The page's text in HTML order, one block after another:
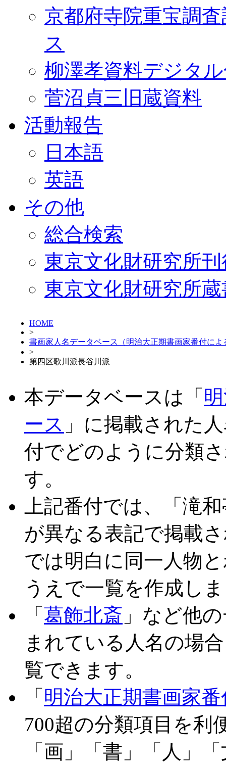
京都府寺院重宝調
ス
柳澤孝資料デジタ
菅沼貞三旧蔵資料
活動報告
日本語
英語
その他
総合検索
東京文化財研究所
東京文化財研究所
HOME
>
書画家人名データベース（明治大正期書画家番付によ
>
第四区歌川派長谷川派
本データベースは「
ース 」に掲載された
付でどのように分類
す。
上記番付では、「滝
が異なる表記で掲載
では明白に同一人物
うえで一覧を作成し
「 葛飾北斎 」など他
まれている人名の場
覧できます。
「 明治大正期書画家
700超の分類項目を利
「画」「書」「人」